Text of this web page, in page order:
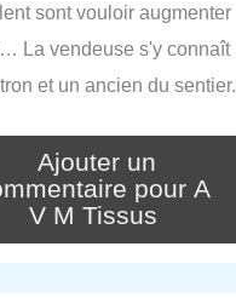
sont vouloir augmenter
La vendeuse s'y connaît
et un ancien du sentier.
Ajouter un
pour A
V M Tissus